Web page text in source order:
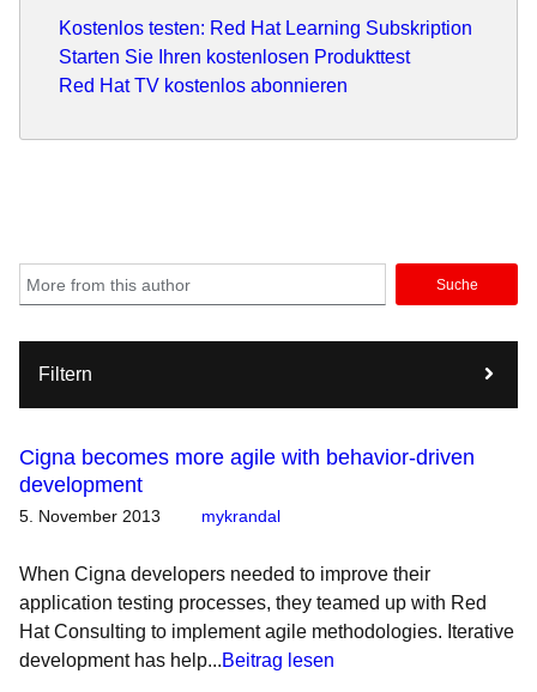
Kostenlos testen: Red Hat Learning Subskription
Starten Sie Ihren kostenlosen Produkttest
Red Hat TV kostenlos abonnieren
Suche
Filtern
Cigna becomes more agile with behavior-driven
development
5. November 2013 mykrandal
When Cigna developers needed to improve their
application testing processes, they teamed up with Red
Hat Consulting to implement agile methodologies. Iterative
development has help...Beitrag lesen